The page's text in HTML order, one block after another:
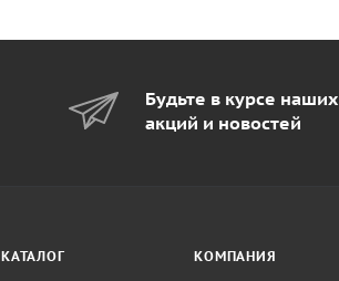
Будьте в курсе наших
акций и новостей
КАТАЛОГ КОМПАНИЯ